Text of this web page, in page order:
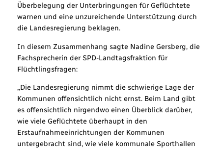
Überbelegung der Unterbringungen für Geflüchtete
warnen und eine unzureichende Unterstützung durch
die Landesregierung beklagen.
In diesem Zusammenhang sagte Nadine Gersberg, die
Fachsprecherin der SPD-Landtagsfraktion für
Flüchtlingsfragen:
„Die Landesregierung nimmt die schwierige Lage der
Kommunen offensichtlich nicht ernst. Beim Land gibt
es offensichtlich nirgendwo einen Überblick darüber,
wie viele Geflüchtete überhaupt in den
Erstaufnahmeeinrichtungen der Kommunen
untergebracht sind, wie viele kommunale Sporthallen